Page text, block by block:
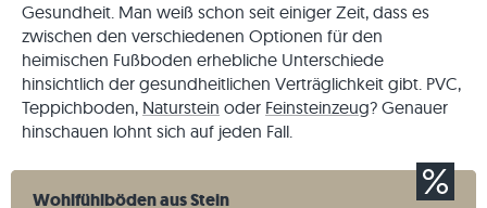
Gesundheit. Man weiß schon seit einiger Zeit, dass es
zwischen den verschiedenen Optionen für den
heimischen Fußboden erhebliche Unterschiede
hinsichtlich der gesundheitlichen Verträglichkeit gibt. PVC,
Teppichboden, Naturstein oder Feinsteinzeug? Genauer
hinschauen lohnt sich auf jeden Fall.
Wohlfühlböden aus Stein